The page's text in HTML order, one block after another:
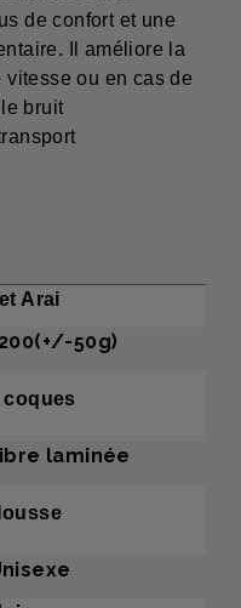
de confort et une
Il améliore la
ou en cas de
bruit
Arai
50g)
coques
laminée